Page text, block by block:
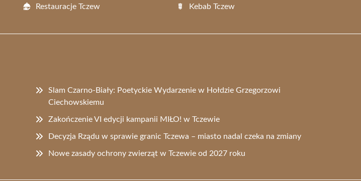
Restauracje Tczew Kebab Tczew
Slam Czarno-Biały: Poetyckie Wydarzenie w Hołdzie Grzegorzowi
Ciechowskiemu
Zakończenie VI edycji kampanii MIŁO! w Tczewie
Decyzja Rządu w sprawie granic Tczewa – miasto nadal czeka na zmiany
Nowe zasady ochrony zwierząt w Tczewie od 2027 roku